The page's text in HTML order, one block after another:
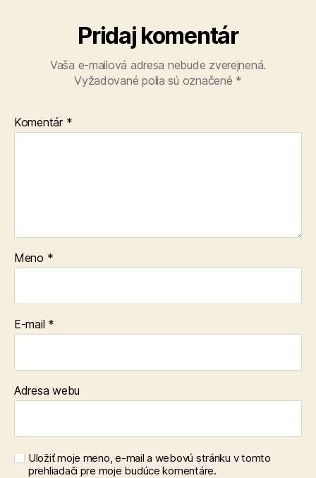
Pridaj komentár
Vaša e-mailová adresa nebude zverejnená.
Vyžadované polia sú označené *
Komentár *
Meno *
E-mail *
Adresa webu
Uložiť moje meno, e-mail a webovú stránku v tomto
prehliadači pre moje budúce komentáre.